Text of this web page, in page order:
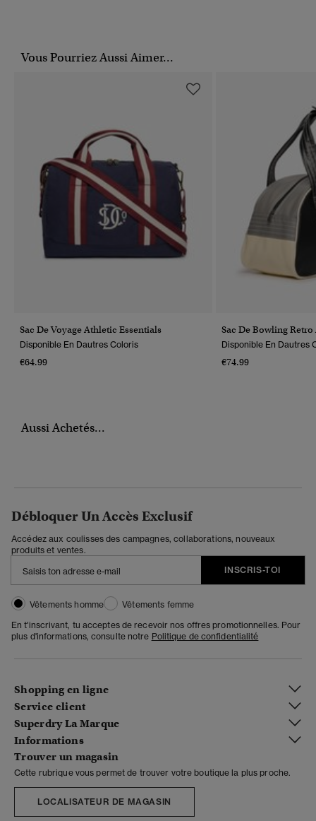
Vous Pourriez Aussi Aimer...
Sac De Voyage Athletic Essentials
Disponible En Dautres Coloris
€64.99
Sac De Bowling
Disponible En Dautres
€74.99
Aussi Achetés...
Débloquer Un Accès Exclusif
Accédez aux coulisses des campagnes, collaborations, nouveaux
produits et ventes.
INSCRIS-TOI
Vêtements homme
Vêtements femme
En t'inscrivant, tu acceptes de recevoir nos offres promotionnelles. Pour
plus d'informations, consulte notre Politique de confidentialité
Shopping en ligne
Service client
Superdry La Marque
Informations
Trouver un magasin
Cette rubrique vous permet de trouver votre boutique la plus proche.
LOCALISATEUR DE MAGASIN